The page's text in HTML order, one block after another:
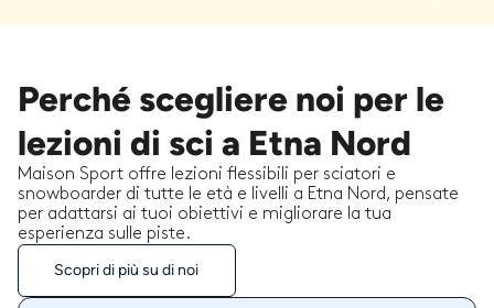
Perché scegliere noi per le
lezioni di sci a Etna Nord
Maison Sport offre lezioni flessibili per sciatori e
snowboarder di tutte le età e livelli a Etna Nord, pensate
per adattarsi ai tuoi obiettivi e migliorare la tua
esperienza sulle piste.
Scopri di più su di noi